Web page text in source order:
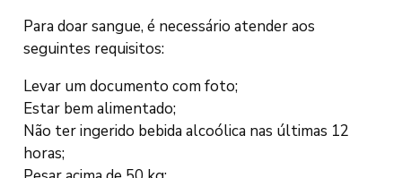
Para doar sangue, é necessário atender aos
seguintes requisitos:
Levar um documento com foto;
Estar bem alimentado;
Não ter ingerido bebida alcoólica nas últimas 12
horas;